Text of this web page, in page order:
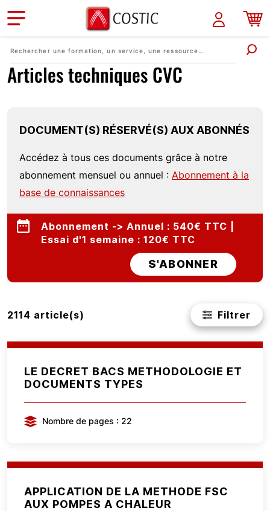
Aller au contenu principal
Articles techniques CVC
DOCUMENT(S) RÉSERVÉ(S) AUX ABONNÉS
Accédez à tous ces documents grâce à notre
abonnement mensuel ou annuel : Abonnement à la
base de connaissances
Abonnement -> Annuel : 540€ TTC |
Essai d'1 semaine : 120€ TTC
S'ABONNER
2114 article(s) Filtrer
LE DECRET BACS METHODOLOGIE ET
DOCUMENTS TYPES
Nombre de pages : 22
APPLICATION DE LA METHODE FSC
AUX POMPES A CHALEUR